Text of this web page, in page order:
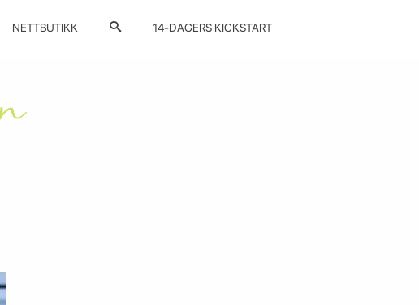
NETTBUTIKK 14-DAGERS KICKSTART